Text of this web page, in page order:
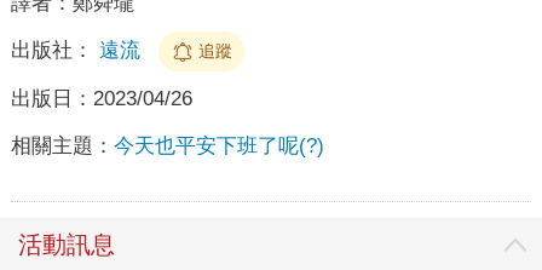
出版社： 遠流 追蹤
出版日： 2023/04/26
相關主題： 今天也平安下班了呢(?)
活動訊息